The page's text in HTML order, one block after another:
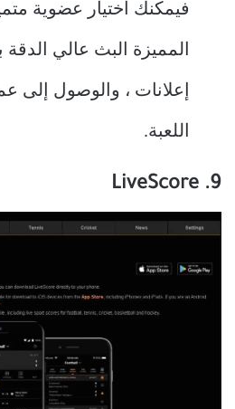
فيمكنك اختيار عضوية
المميزة البث عالي
إعلانات ، والوصول إلى
اللعبة.
9. LiveScore